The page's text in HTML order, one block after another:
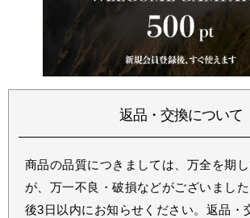
返品・交換について
商品の品質につきましては、万全を期
が、万一不良・破損などがございまし
後3日以内にお知らせください。返品・